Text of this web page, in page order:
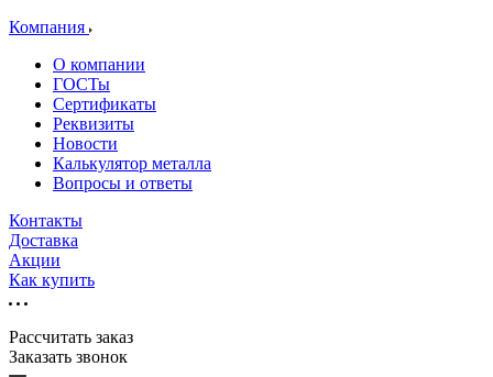
Компания
О компании
ГОСТы
Сертификаты
Реквизиты
Новости
Калькулятор металла
Вопросы и ответы
Контакты
Доставка
Акции
Как купить
Рассчитать заказ
Заказать звонок